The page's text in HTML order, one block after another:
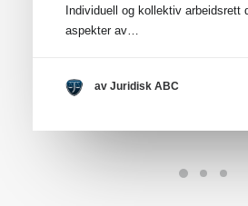
Individuell og kollektiv arbeidsrett
aspekter av…
av Juridisk ABC